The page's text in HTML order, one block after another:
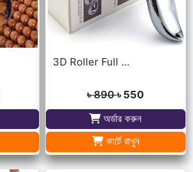
3D Roller Full Body Massager
৳ 890৳ 550
অর্ডার করুন
কার্টে রাখুন